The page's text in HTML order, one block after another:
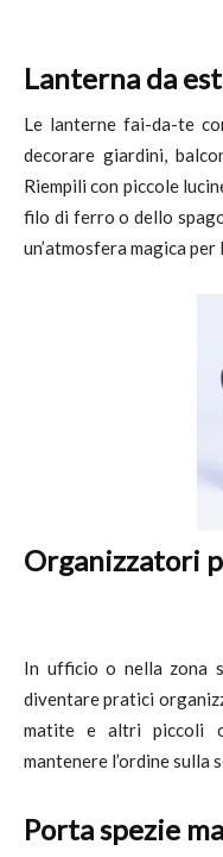
Lanterna da
Le lanterne fai-da-te
decorare giardini,
Riempili con piccole
filo di ferro o dello
un’atmosfera magica
Organizzatori
In ufficio o nella zona
diventare pratici
matite e altri piccoli
mantenere l’ordine sulla
Porta spezie